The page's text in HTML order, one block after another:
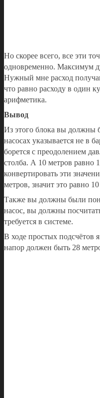
Но скорее всего, все эти
одновременно. Максимум
Нужный мне расход
что равно расходу в один
арифметика.
Вывод
Из этого блока вы должны
насосах указывается не в
борется с преодолением
столба. А 10 метров равно
конвертировать эти
метров, значит это равно
Также вы должны были
насос, вы должны
требуется в системе.
В ходе простых подсчётов
напор должен быть 28